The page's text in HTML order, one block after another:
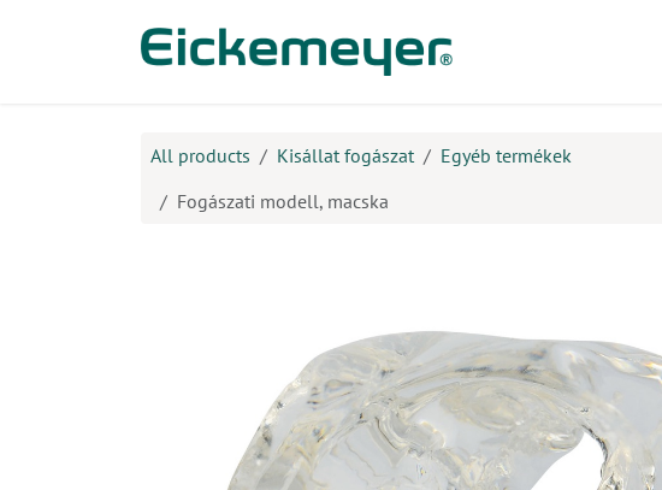
All products Kisállat fogászat
Egyéb termékek
Fogászati modell, macska